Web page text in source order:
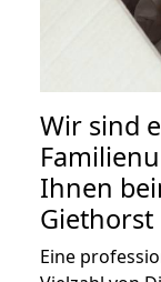
Wir sind
Ihnen
Giethorst
Eine